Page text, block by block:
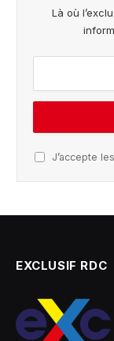
Là où
J’accepte
EXCLUSIF RDC